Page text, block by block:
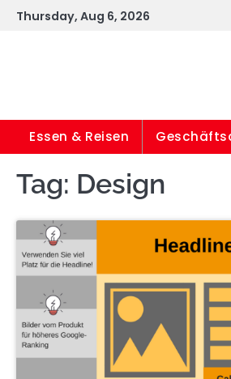
SkipThursday, Aug 6, 2026
Essen & Reisen
Tag: Design